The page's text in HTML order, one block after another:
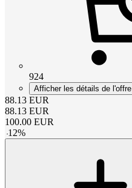
924
Afficher les détails de l'offre
88.13 EUR
88.13 EUR
100.00 EUR
-12%